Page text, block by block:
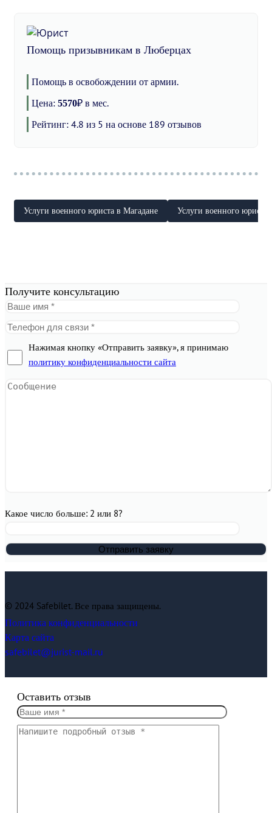
Помощь призывникам в Люберцах
Помощь в освобождении от армии.
Цена: 5570₽ в мес.
Рейтинг: 4.8 из 5 на основе 189 отзывов
Услуги военного юриста в Магадане Услуги военного юриста
Получите консультацию
Нажимая кнопку «Отправить заявку», я принимаю
политику конфиденциальности сайта
Какое число больше: 2 или 8?
© 2024 Safebilet. Все права защищены.
Политика конфиденциальности
Карта сайта
safebilet@jurist-mail.ru
Оставить отзыв